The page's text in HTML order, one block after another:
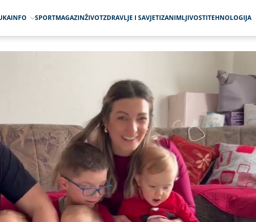
INFO SPORTMAGAZINŽIVOTZDRAVLJE I SAVJETIZANIMLJIVOSTITEHNOLOGIJA